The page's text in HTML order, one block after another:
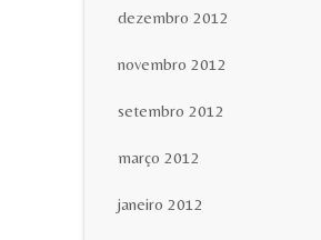
dezembro 2012
novembro 2012
setembro 2012
março 2012
janeiro 2012